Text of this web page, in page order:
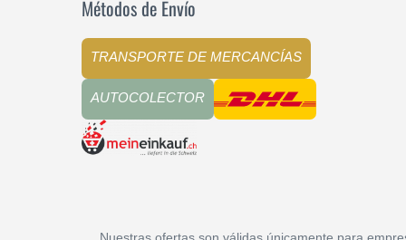
Métodos de Envío
TRANSPORTE DE MERCANCÍAS
AUTOCOLECTOR